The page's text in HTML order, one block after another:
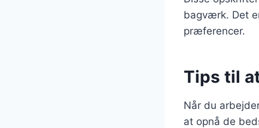
bagværk. Det
præferencer.
Tips til
Når du
at opnå de